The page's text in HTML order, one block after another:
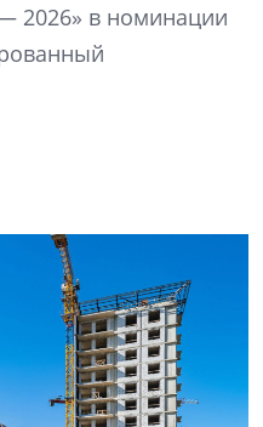
2026» в номинации